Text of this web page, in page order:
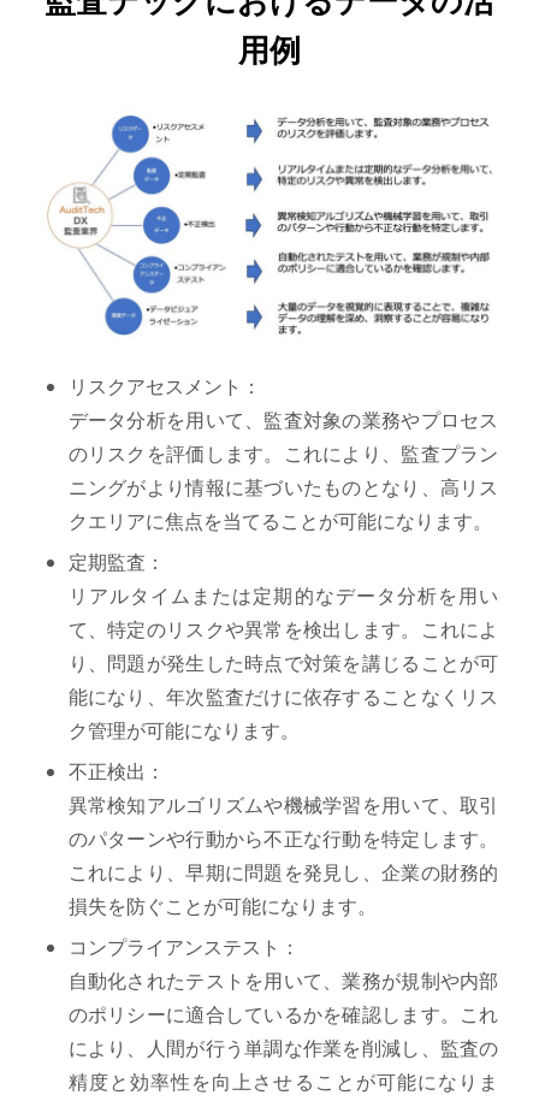
用例
リスクアセスメント：
データ分析を用いて、監査対象の業務やプロセス
のリスクを評価します。これにより、監査プラン
ニングがより情報に基づいたものとなり、高リス
クエリアに焦点を当てることが可能になります。
定期監査：
リアルタイムまたは定期的なデータ分析を用い
て、特定のリスクや異常を検出します。これによ
り、問題が発生した時点で対策を講じることが可
能になり、年次監査だけに依存することなくリス
ク管理が可能になります。
不正検出：
異常検知アルゴリズムや機械学習を用いて、取引
のパターンや行動から不正な行動を特定します。
これにより、早期に問題を発見し、企業の財務的
損失を防ぐことが可能になります。
コンプライアンステスト：
自動化されたテストを用いて、業務が規制や内部
のポリシーに適合しているかを確認します。これ
により、人間が行う単調な作業を削減し、監査の
精度と効率性を向上させることが可能になりま